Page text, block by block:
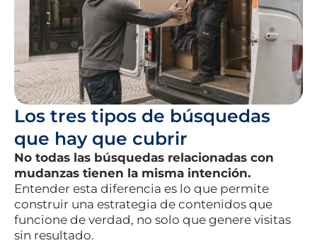
Los tres tipos de búsquedas
que hay que cubrir
No todas las búsquedas relacionadas con
mudanzas tienen la misma intención.
Entender esta diferencia es lo que permite
construir una estrategia de contenidos que
funcione de verdad, no solo que genere visitas
sin resultado.